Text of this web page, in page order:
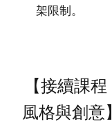
架限制。
【接續課程
風格與創意】